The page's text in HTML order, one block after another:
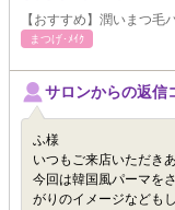
【おすすめ】潤いまつ毛
まつげ･ﾒｲｸ
サロンからの返信
ふ様
いつもご来店いただき
今回は韓国風パーマを
がりのイメージなども